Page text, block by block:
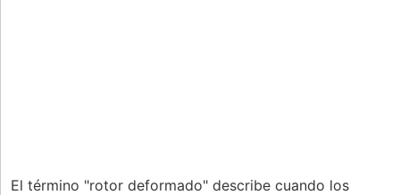
El término "rotor deformado" describe cuando los